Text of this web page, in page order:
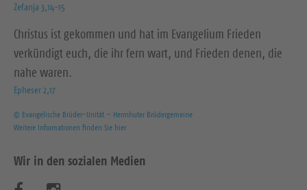
Zefanja 3,14-15
Christus ist gekommen und hat im Evangelium Frieden
verkündigt euch, die ihr fern wart, und Frieden denen, die
nahe waren.
Epheser 2,17
© Evangelische Brüder-Unität – Herrnhuter Brüdergemeine
Weitere Informationen finden Sie hier
Wir in den sozialen Medien